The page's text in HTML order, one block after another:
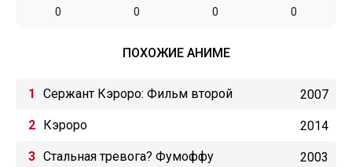
0 0 0 0
ПОХОЖИЕ АНИМЕ
Сержант Кэроро: Фильм второй 2007
Кэроро 2014
Стальная тревога? Фумоффу 2003